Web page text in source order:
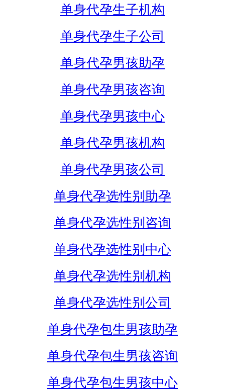
单身代孕生子机构
单身代孕生子公司
单身代孕男孩助孕
单身代孕男孩咨询
单身代孕男孩中心
单身代孕男孩机构
单身代孕男孩公司
单身代孕选性别助孕
单身代孕选性别咨询
单身代孕选性别中心
单身代孕选性别机构
单身代孕选性别公司
单身代孕包生男孩助孕
单身代孕包生男孩咨询
单身代孕包生男孩中心